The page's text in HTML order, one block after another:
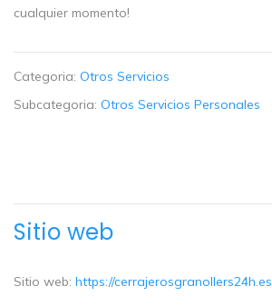
cualquier momento!
Categoria: Otros Servicios
Subcategoria: Otros Servicios Personales
Sitio web
Sitio web: https://cerrajerosgranollers24h.es